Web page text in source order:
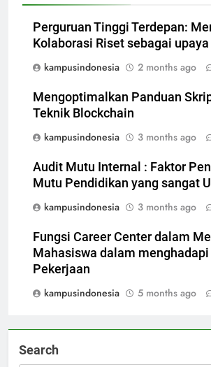
Perguruan Tinggi Terdepan:
Kolaborasi Riset sebagai
kampusindonesia
2 months ago
Mengoptimalkan Panduan
Teknik Blockchain
kampusindonesia
3 months ago
Audit Mutu Internal : Faktor
Mutu Pendidikan yang sangat
kampusindonesia
3 months ago
Fungsi Career Center dalam
Mahasiswa dalam menghadapi
Pekerjaan
kampusindonesia
5 months ago
Search